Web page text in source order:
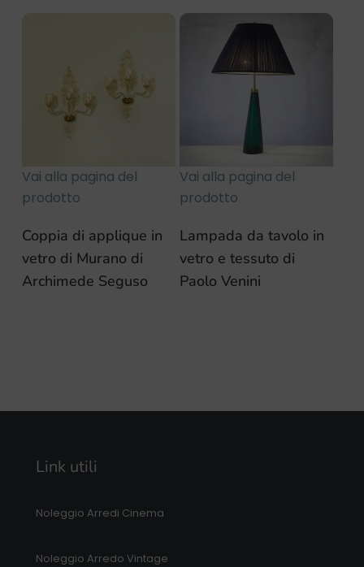
Vai alla pagina del
prodotto
Coppia di applique in
vetro di Murano di
Archimede Seguso
Vai alla pagina del
prodotto
Lampada da tavolo in
vetro e tessuto di
Paolo Venini
Link utili
Noleggio Arredi Cinema
Noleggio Arredo Vintage